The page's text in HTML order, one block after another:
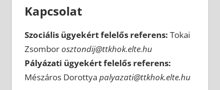
Kapcsolat
Szociális ügyekért felelős referens: Tokai
Zsomborosztondij@ttkhok.elte.hu
Pályázati ügyekért felelős referens:
Mészáros Dorottya palyazati@ttkhok.elte.hu